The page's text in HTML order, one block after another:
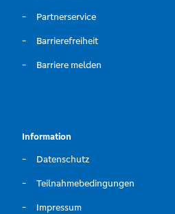
Partnerservice
Barrierefreiheit
Barriere melden
Information
Datenschutz
Teilnahmebedingungen
Impressum